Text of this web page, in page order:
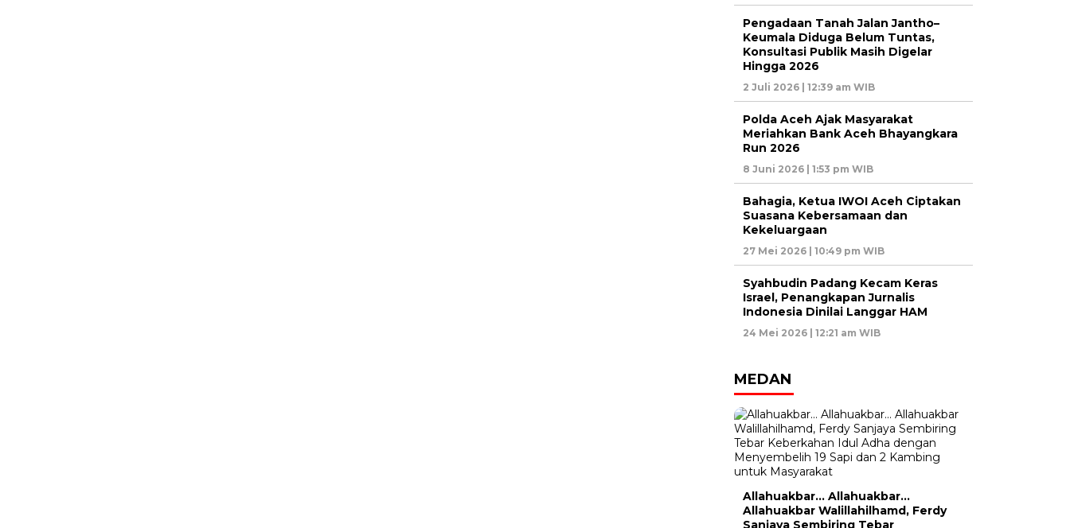
Pengadaan Tanah Jalan Jantho–
Keumala Diduga Belum Tuntas,
Konsultasi Publik Masih Digelar
Hingga 2026
2 Juli 2026 | 12:39 am WIB
Polda Aceh Ajak Masyarakat
Meriahkan Bank Aceh Bhayangkara
Run 2026
8 Juni 2026 | 1:53 pm WIB
Bahagia, Ketua IWOI Aceh Ciptakan
Suasana Kebersamaan dan
Kekeluargaan
27 Mei 2026 | 10:49 pm WIB
Syahbudin Padang Kecam Keras
Israel, Penangkapan Jurnalis
Indonesia Dinilai Langgar HAM
24 Mei 2026 | 12:21 am WIB
MEDAN
Allahuakbar… Allahuakbar…
Allahuakbar Walillahilhamd, Ferdy
Sanjaya Sembiring Tebar